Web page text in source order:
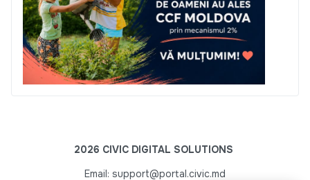
2026 CIVIC DIGITAL SOLUTIONS
Email: support@portal.civic.md